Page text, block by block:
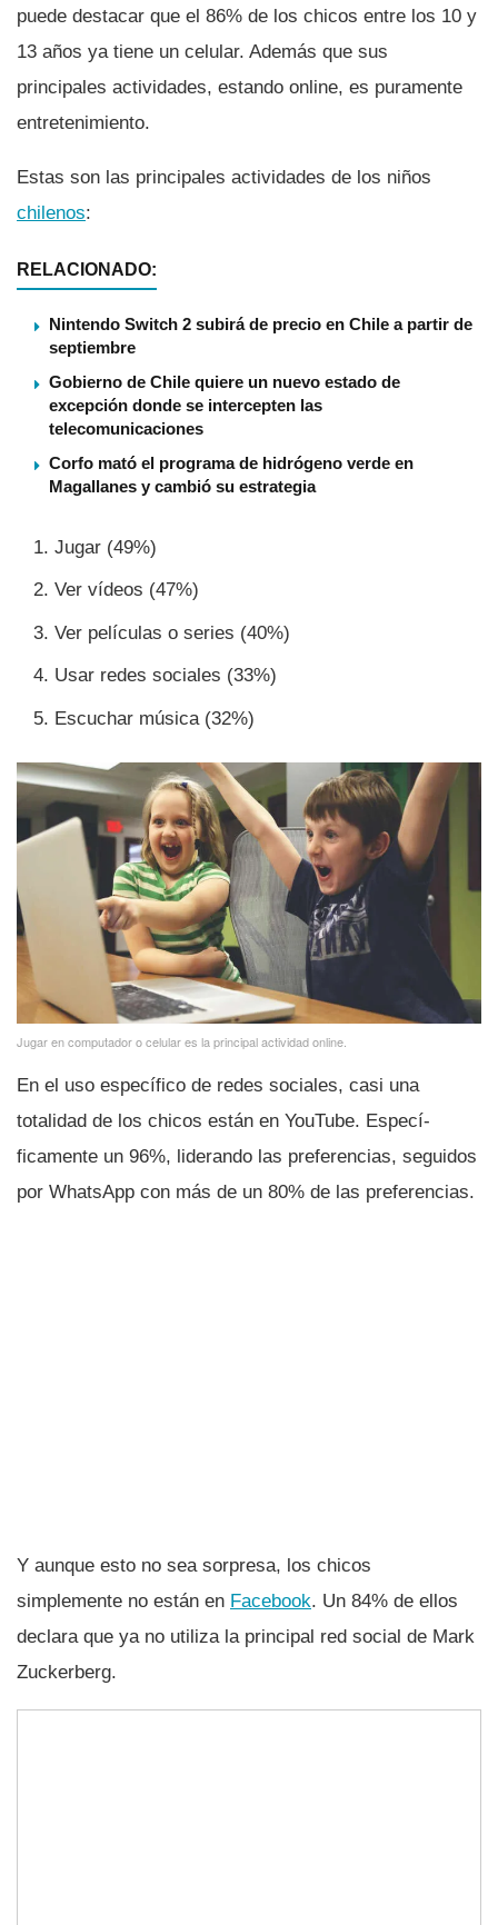
puede destacar que el 86% de los chicos entre los 10 y
13 años ya tiene un celular. Además que sus
principales actividades, estando online, es puramente
entretenimiento.
Estas son las principales actividades de los niños
chilenos:
RELACIONADO:
Nintendo Switch 2 subirá de precio en Chile a partir de
septiembre
Gobierno de Chile quiere un nuevo estado de
excepción donde se intercepten las
telecomunicaciones
Corfo mató el programa de hidrógeno verde en
Magallanes y cambió su estrategia
Jugar (49%)
Ver ví­deos (47%)
Ver pelí­culas o series (40%)
Usar redes sociales (33%)
Escuchar música (32%)
Jugar en computador o celular es la principal actividad online.
En el uso especí­fico de redes sociales, casi una
totalidad de los chicos están en YouTube. Especí­
ficamente un 96%, liderando las preferencias, seguidos
por WhatsApp con más de un 80% de las preferencias.
Y aunque esto no sea sorpresa, los chicos
simplemente no están en Facebook. Un 84% de ellos
declara que ya no utiliza la principal red social de Mark
Zuckerberg.